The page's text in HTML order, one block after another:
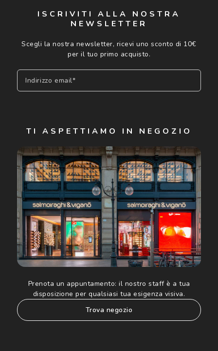
ISCRIVITI ALLA NOSTRA
NEWSLETTER
Scegli la nostra newsletter, ricevi uno sconto di 10€
per il tuo primo acquisto.
Indirizzo email*
Cliccando su "Iscriviti", confermo di avere più di 16 anni e
acconsento all'utilizzo dei miei Dati Personali da parte di
Luxottica Group S.p.A. per l'invio di offerte speciali, novità
ed altre comunicazioni di carattere pubblicitario (consultare
Informativa sulla privacyper ulteriori informazioni).
TI ASPETTIAMO IN NEGOZIO
Prenota un appuntamento: il nostro staff è a tua
disposizione per qualsiasi tua esigenza visiva.
trova negozio